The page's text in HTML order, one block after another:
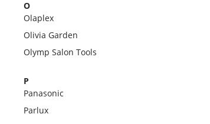
O
Olaplex
Olivia Garden
Olymp Salon Tools
P
Panasonic
Parlux